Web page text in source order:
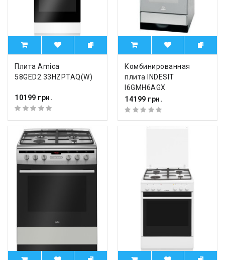
Плита Amica
58GED2.33HZPTAQ(W)
10199 грн.
Комбинированная
плита INDESIT
I6GMH6AGX
14199 грн.